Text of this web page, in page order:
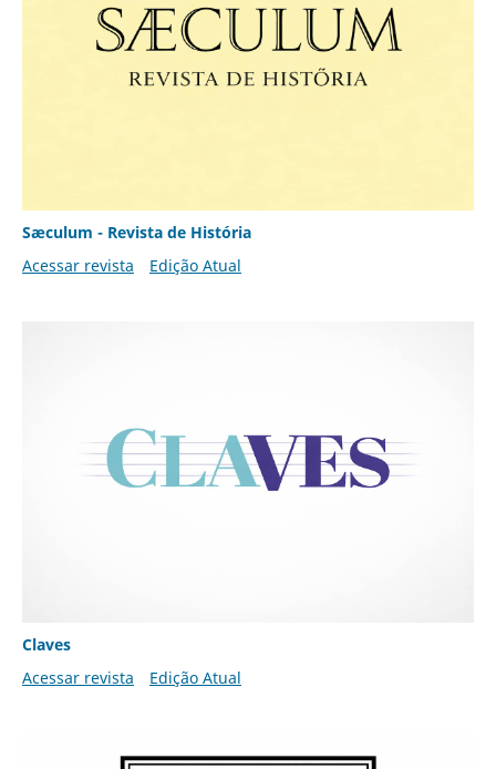
Sæculum - Revista de História
Acessar revista
Edição Atual
Claves
Acessar revista
Edição Atual